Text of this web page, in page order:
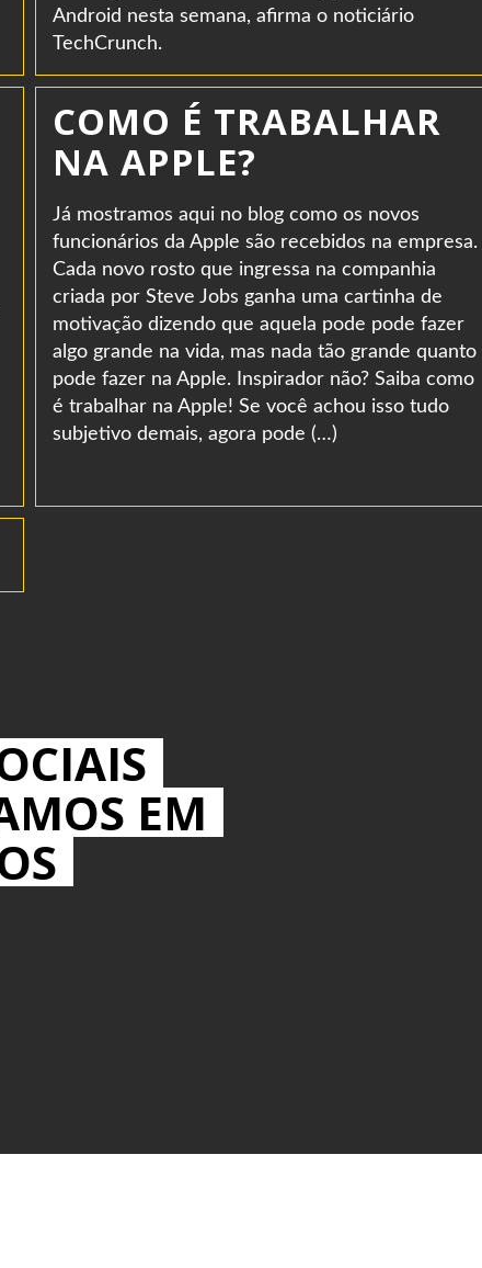
Android nesta semana, afirma o noticiário
TechCrunch.
COMO É TRABALHAR
NA APPLE?
Já mostramos aqui no blog como os novos
funcionários da Apple são recebidos na empresa.
Cada novo rosto que ingressa na companhia
criada por Steve Jobs ganha uma cartinha de
motivação dizendo que aquela pode pode fazer
algo grande na vida, mas nada tão grande quanto
pode fazer na Apple. Inspirador não? Saiba como
é trabalhar na Apple! Se você achou isso tudo
subjetivo demais, agora pode (…)
EM